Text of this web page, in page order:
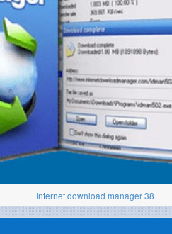
Internet download manager 38